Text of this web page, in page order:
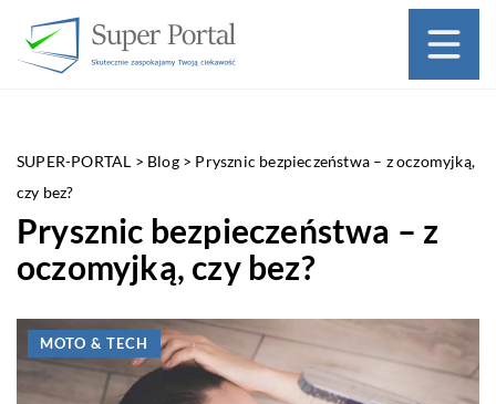
SUPER-PORTAL > Blog> Prysznic bezpieczeństwa – z oczomyjką,
czy bez?
Prysznic bezpieczeństwa – z
oczomyjką, czy bez?
MOTO & TECH